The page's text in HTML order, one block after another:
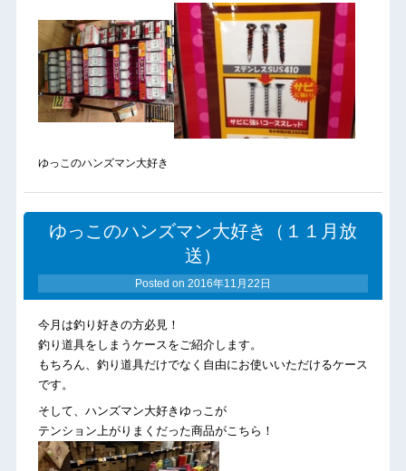
ゆっこのハンズマン大好き
ゆっこのハンズマン大好き（１１月放
送）
Posted on 2016年11月22日
今月は釣り好きの方必見！
釣り道具をしまうケースをご紹介します。
もちろん、釣り道具だけでなく自由にお使いいただけるケース
です。
そして、ハンズマン大好きゆっこが
テンション上がりまくだった商品がこちら！